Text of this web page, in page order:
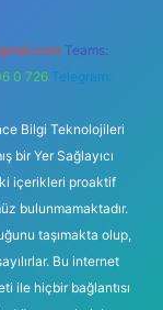
Teams:
0 726 Telegram:
Bilgi Teknolojileri
bir Yer Sağlayıcı
içerikleri proaktif
bulunmamaktadır.
taşımakta olup,
Bu internet
ile hiçbir bağlantısı